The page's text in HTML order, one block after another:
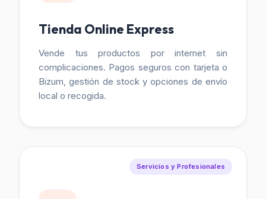
Tienda Online Express
Vende tus productos por internet sin
complicaciones. Pagos seguros con tarjeta o
Bizum, gestión de stock y opciones de envío
local o recogida.
Servicios y Profesionales